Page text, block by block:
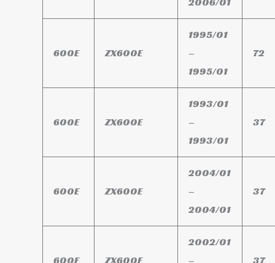
600E ZX600E
1995/01
–
1995/01
72
600E ZX600E
1993/01
–
1993/01
37
600E ZX600E
2004/01
–
2004/01
37
600E ZX600E
2002/01
–
37